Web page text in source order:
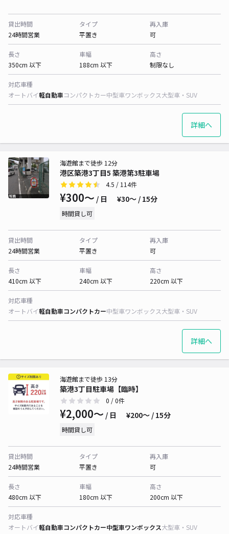
貸出時間
24時間営業
タイプ
平置き
再入庫
可
長さ
350cm 以下
車幅
188cm 以下
高さ
制限なし
対応車種
オートバイ軽自動車コンパクトカー中型車ワンボックス大型車・SUV
詳細へ
港区築港3丁目5 築港第3駐車場
海遊館まで徒歩 12分
4.5 / 114件
¥300〜 / 日 ¥30〜 / 15分
時間貸し可
貸出時間
24時間営業
タイプ
平置き
再入庫
可
長さ
410cm 以下
車幅
240cm 以下
高さ
220cm 以下
対応車種
オートバイ軽自動車コンパクトカー中型車ワンボックス大型車・SUV
詳細へ
築港3丁目駐車場【臨時】
海遊館まで徒歩 13分
0 / 0件
¥2,000〜 / 日 ¥200〜 / 15分
時間貸し可
貸出時間
24時間営業
タイプ
平置き
再入庫
可
長さ
480cm 以下
車幅
180cm 以下
高さ
200cm 以下
対応車種
オートバイ軽自動車コンパクトカー中型車ワンボックス大型車・SUV